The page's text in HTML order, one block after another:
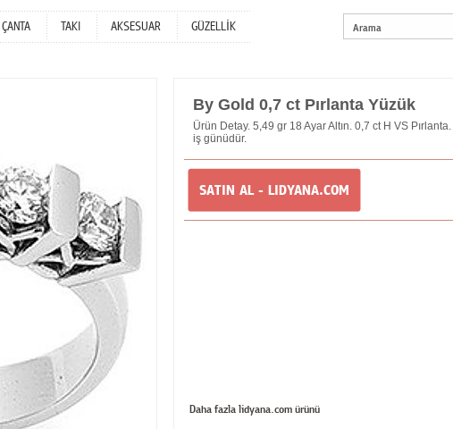
ÇANTA TAKI AKSESUAR GÜZELLİK
By Gold 0,7 ct Pırlanta Yüzük
Ürün Detay. 5,49 gr 18 Ayar Altın. 0,7 ct H VS
iş günüdür.
SATIN AL - LIDYANA.COM
Daha fazla lidyana.com ürünü